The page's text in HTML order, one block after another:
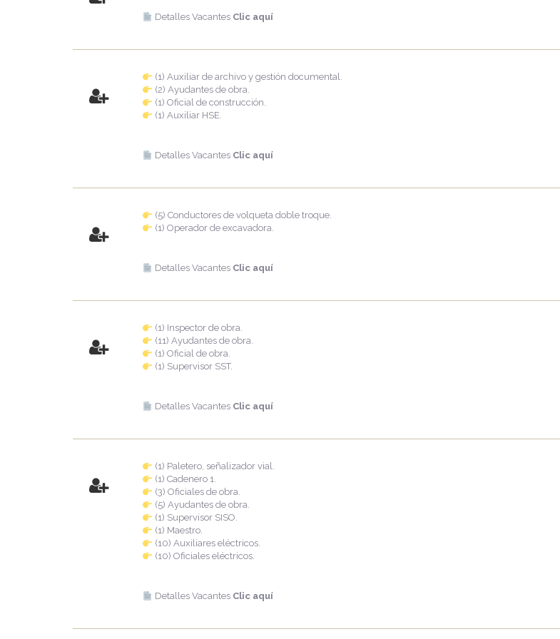
Detalles Vacantes Clic aquí
(1) Auxiliar de archivo y gestión documental.
(2) Ayudantes de obra.
(1) Oficial de construcción.
(1) Auxiliar HSE.
Detalles Vacantes Clic aquí
(5) Conductores de volqueta doble troque.
(1) Operador de excavadora.
Detalles Vacantes Clic aquí
(1) Inspector de obra.
(11) Ayudantes de obra.
(1) Oficial de obra.
(1) Supervisor SST.
Detalles Vacantes Clic aquí
(1) Paletero, señalizador vial.
(1) Cadenero 1.
(3) Oficiales de obra.
(5) Ayudantes de obra.
(1) Supervisor SISO.
(1) Maestro.
(10) Auxiliares eléctricos.
(10) Oficiales eléctricos.
Detalles Vacantes Clic aquí